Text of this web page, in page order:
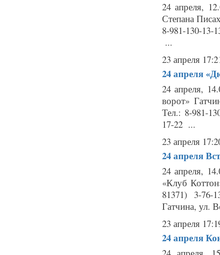
24 апреля,
Степана
8-981-130-
...
23 апреля
24 апреля
24 апреля,
ворот»
Тел.: 8-981-
17-22 ...
23 апреля
24 апреля
24 апреля,
«Клуб
81371) 3-76-
Гатчина, ул.
23 апреля
24 апреля